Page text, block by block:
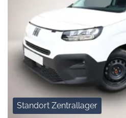
Standort Zentrallager